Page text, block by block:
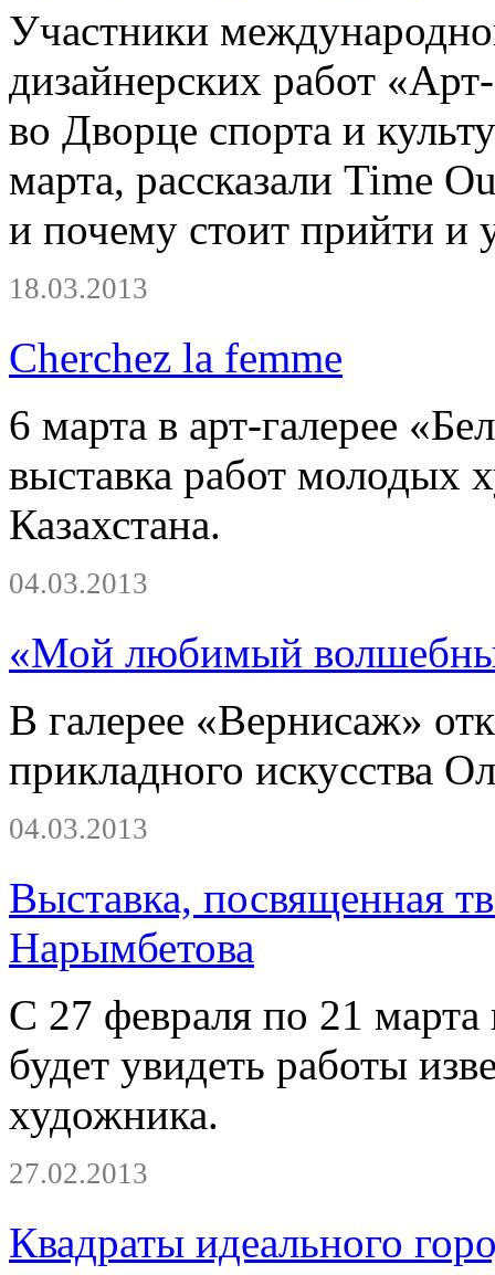
Участники
дизайнерских работ
во Дворце спорта и
марта, рассказали Time
и почему стоит прийти и
18.03.2013
Cherchez la femme
6 марта в арт-галерее
выставка работ молодых
Казахстана.
04.03.2013
«Мой любимый
В галерее «Вернисаж»
прикладного искусства
04.03.2013
Выставка, посвященная
Нарымбетова
С 27 февраля по 21
будет увидеть работы
художника.
27.02.2013
Квадраты идеального